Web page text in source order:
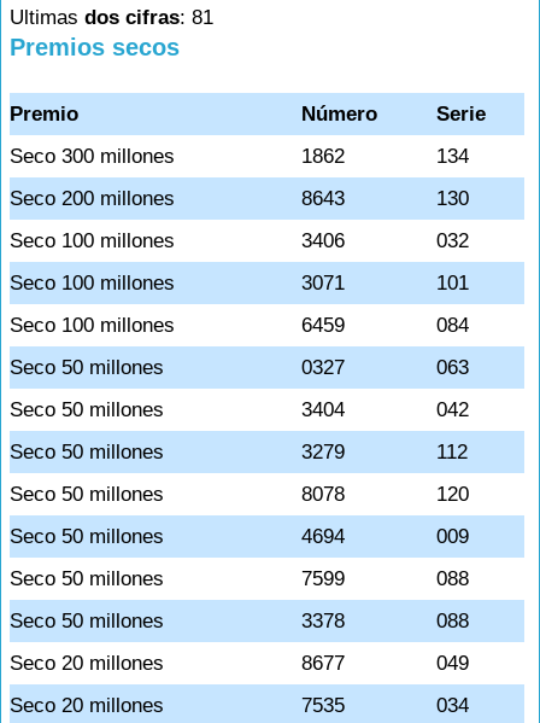
Ultimas dos cifras: 81
Premios secos
Premio Número
Serie
Seco 300 millones
1862
134
Seco 200 millones
8643
130
Seco 100 millones
3406
032
Seco 100 millones
3071
101
Seco 100 millones
6459
084
Seco 50 millones
0327
063
Seco 50 millones
3404
042
Seco 50 millones
3279
112
Seco 50 millones
8078
120
Seco 50 millones
4694
009
Seco 50 millones
7599
088
Seco 50 millones
3378
088
Seco 20 millones
8677
049
Seco 20 millones
7535
034